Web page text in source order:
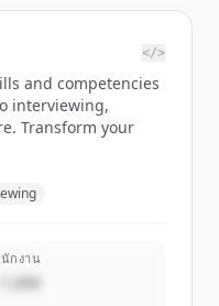
</>
and competencies
interviewing,
Transform your
กงาน
~1,000